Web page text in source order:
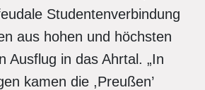
Studentenverbindung
aus hohen und höchsten
Ausflug in das Ahrtal. „In
kamen die ,Preußen’